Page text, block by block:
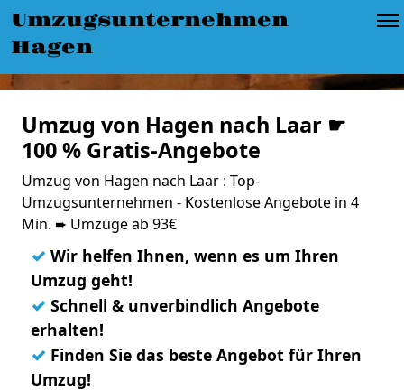
Umzugsunternehmen
Hagen
Umzug von Hagen nach Laar ☛
100 % Gratis-Angebote
Umzug von Hagen nach Laar : Top-
Umzugsunternehmen - Kostenlose Angebote in 4
Min. ➨ Umzüge ab 93€
✓ Wir helfen Ihnen, wenn es um Ihren
Umzug geht!
✓ Schnell & unverbindlich Angebote
erhalten!
✓ Finden Sie das beste Angebot für Ihren
Umzug!